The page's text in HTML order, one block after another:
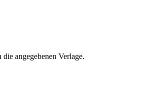
angegebenen Verlage.